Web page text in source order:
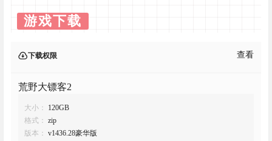
游戏下载
下载权限 查看
荒野大镖客2
大小：
120GB
格式： zip
版本： v1436.28豪华版